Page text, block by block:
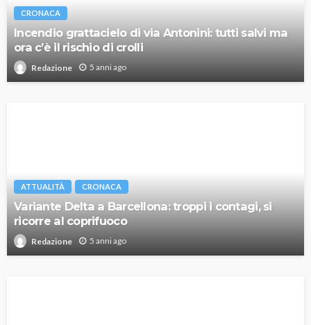
CRONACA
Incendio grattacielo di via Antonini: tutti salvi ma
ora c’è il rischio di crolli
Redazione 5 anni ago
ATTUALITÀ CRONACA
Variante Delta a Barcellona: troppi i contagi, si
ricorre al coprifuoco
Redazione 5 anni ago